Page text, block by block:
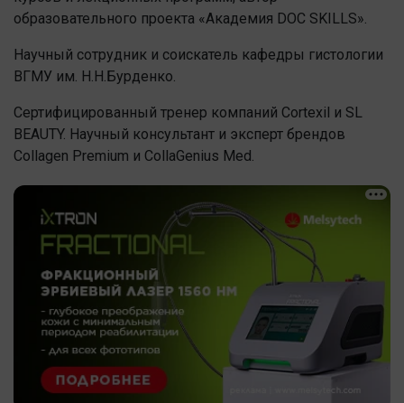
образовательного проекта «Академия DOC SKILLS».
Научный сотрудник и соискатель кафедры гистологии
ВГМУ им. Н.Н.Бурденко.
Сертифицированный тренер компаний Cortexil и SL
BEAUTY. Научный консультант и эксперт брендов
Collagen Premium и CollaGenius Med.